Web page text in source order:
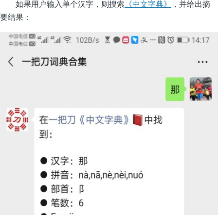
如果用户输入单个汉字，则搜索 《中文字典》
，并给出摘
要结果：